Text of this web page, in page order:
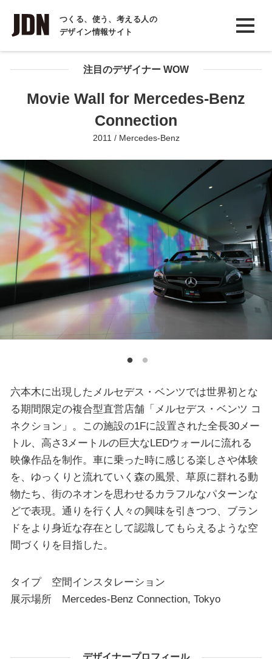
つくる、使う、考える人の
デザイン情報サイト
INTERVIEW
インタビュー
REPORT注目のデザイナー WOW
Movie Wall for Mercedes-Benz
Connection
2011 / Mercedes-Benz
六本木に出現したメルセデス・ベンツでは世界初とな
る期間限定の複合型直営店舗「メルセデス・ベンツ コ
ネクション」。この施設の1Fに設置された全長30メー
トル、高さ3メートルの巨大なLEDウォールに流れる
映像作品を制作。車に乗った時に感じる楽しさや体験
を、ゆっくりと流れていく森の風景、草原に群れる動
物たち、街のネオンを思わせるカラフルなパターンな
どで表現。通りを行く人々の興味を引きつつ、ブラン
ドをより身近な存在として認識してもらえるような空
間づくりを目指した。
タイプ 空間インスタレーション
展示場所 Mercedes-Benz Connection, Tokyo